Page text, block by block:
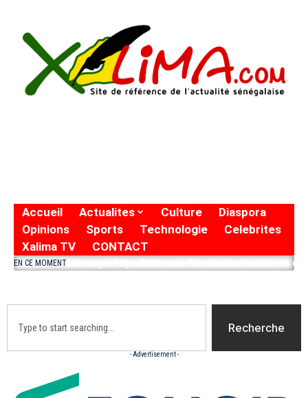
Accueil Actualites Culture
Diaspora
Opinions
Sports Technologie
Celebrites
Xalima TV
CONTACT
EN CE MOMENTDiomaye FayeOusmane SonkoJustice2eme
Recherche
- Advertisement -